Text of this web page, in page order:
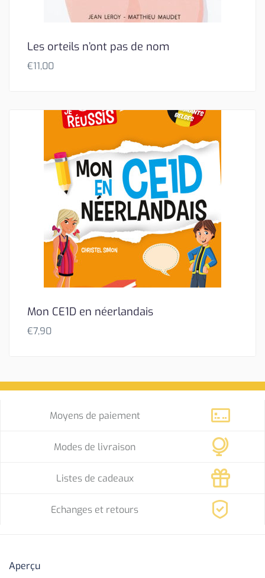
Les orteils n’ont pas de nom
€11,00
Mon CE1D en néerlandais
€7,90
Moyens de paiement
Modes de livraison
Listes de cadeaux
Echanges et retours
Aperçu